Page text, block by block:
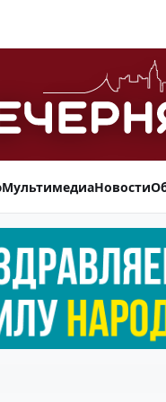
МультимедиаНовости